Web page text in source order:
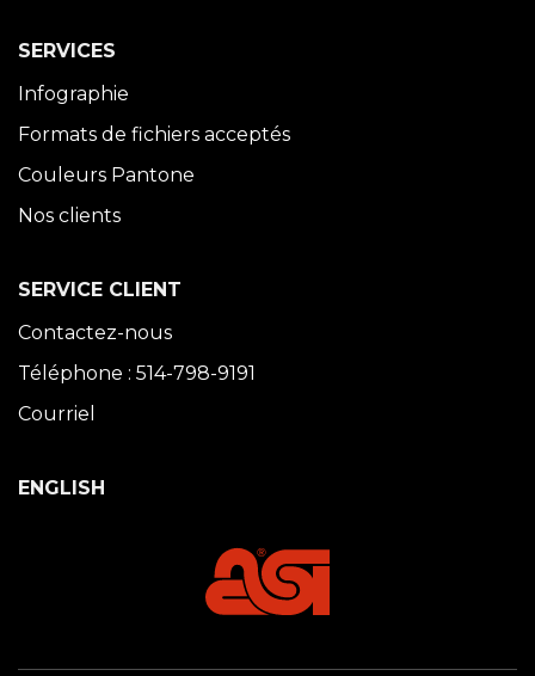
SERVICES
Infographie
Formats de fichiers acceptés
Couleurs Pantone
Nos clients
SERVICE CLIENT
Contactez-nous
Téléphone : 514-798-9191
Courriel
ENGLISH